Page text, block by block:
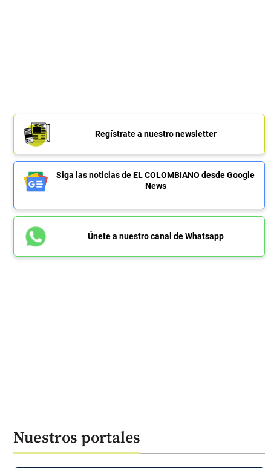
Regístrate a nuestro newsletter
Siga las noticias de EL COLOMBIANO desde Google
News
Únete a nuestro canal de Whatsapp
Nuestros portales